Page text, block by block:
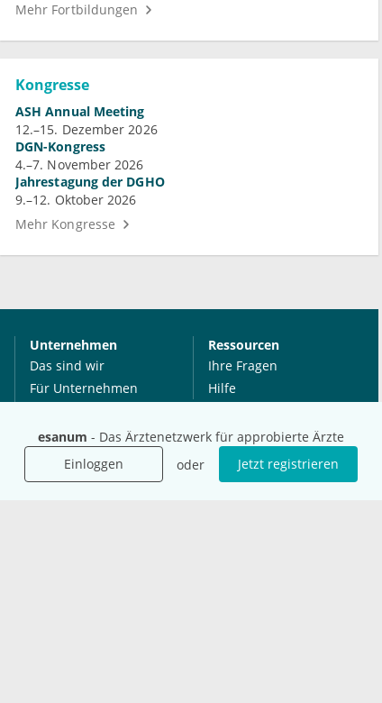
esanum - Das Ärztenetzwerk für approbierte Ärzte
Einloggen
oder Jetzt registrieren
Mehr Fortbildungen
Kongresse
ASH Annual Meeting
12.–15. Dezember 2026
DGN-Kongress
4.–7. November 2026
Jahrestagung der DGHO
9.–12. Oktober 2026
Mehr Kongresse
Unternehmen
Das sind wir
Für Unternehmen
Mediadaten
Presse
Karriere
Ressourcen
Ihre Fragen
Hilfe